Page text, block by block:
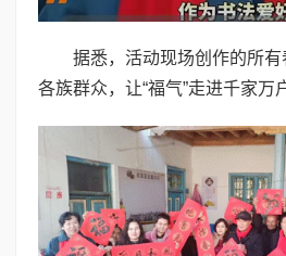
据悉，活动现场创作的所有
各族群众，让“福气”走进千家万